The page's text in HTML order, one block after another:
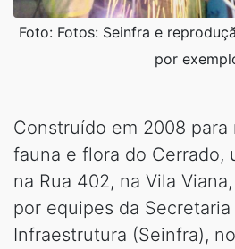
Foto: Fotos: Seinfra e
por
Construído em 2008 para
fauna e flora do Cerrado,
na Rua 402, na Vila
por equipes da
Infraestrutura (Seinfra),